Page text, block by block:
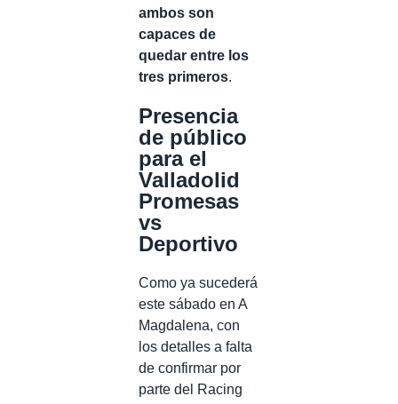
ambos son
capaces de
quedar entre los
tres primeros.
Presencia
de público
para el
Valladolid
Promesas
vs
Deportivo
Como ya sucederá
este sábado en A
Magdalena, con
los detalles a falta
de confirmar por
parte del Racing